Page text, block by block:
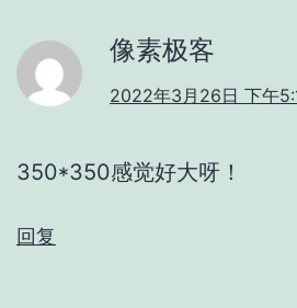
像素极客
2022年3月26日 下午
350*350感觉好大呀！
回复